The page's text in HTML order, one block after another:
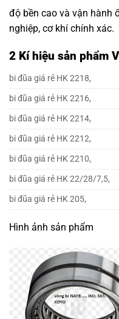
độ bền cao và vận hành
nghiệp, cơ khí chính xác.
2 Kí hiệu sản phẩm
bi đũa giá rẻ HK 2218,
bi đũa giá rẻ HK 2216,
bi đũa giá rẻ HK 2214,
bi đũa giá rẻ HK 2212,
bi đũa giá rẻ HK 2210,
bi đũa giá rẻ HK 22/28/7,5,
bi đũa giá rẻ HK 205,
Hình ảnh sản phẩm